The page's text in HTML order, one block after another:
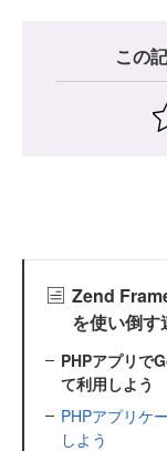
この
Zend
を使い倒
PHPアプリで
て利用しよう
PHPアプリケ
しよう